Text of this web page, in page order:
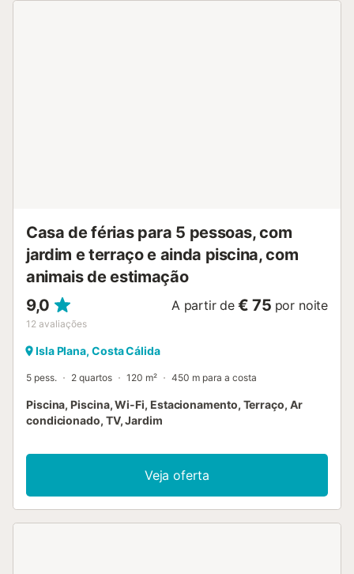
Casa de férias para 5 pessoas, com
jardim e terraço e ainda piscina, com
animais de estimação
9,0
12 avaliações
A partir de € 75 por noite
Isla Plana, Costa Cálida
5 pess. 2 quartos 120 m² 450 m para a costa
Piscina, Piscina, Wi-Fi, Estacionamento, Terraço, Ar
condicionado, TV, Jardim
Veja oferta